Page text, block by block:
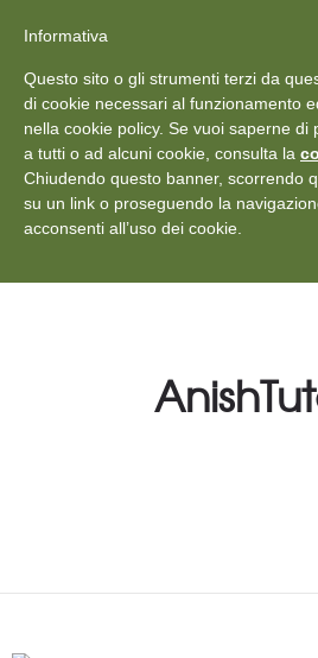
+39 011 18867102
Aceper
Vedi: Protezione dei dati
Informativa
Questo sito o gli strumenti terzi da
di cookie necessari al funzionamento
nella cookie policy. Se vuoi saperne di
a tutti o ad alcuni cookie, consulta la
Chiudendo questo banner, scorrendo
su un link o proseguendo la
acconsenti all’uso dei cookie.